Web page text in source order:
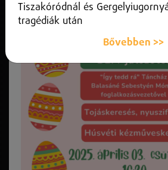
Tiszakóródnál és
tragédiák után
Bővebben >>